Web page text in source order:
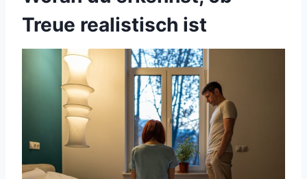
Treue realistisch ist